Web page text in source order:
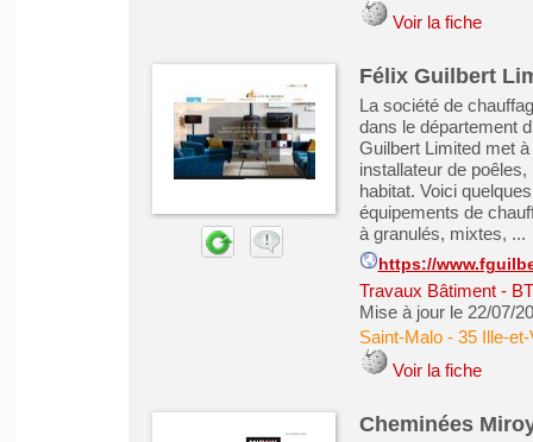
Voir la fiche
Félix Guilbert
La société de
dans le département
Guilbert Limited met
installateur de
habitat. Voici
équipements de
à granulés, mixtes, ...
https://
Travaux Bâtiment -
Mise à jour le 22/07/
Saint-Malo- 35 Ille-
Voir la fiche
Cheminées